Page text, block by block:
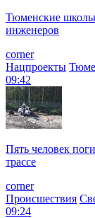
Тюменские
инженеров
corner
Нацпроекты
09:42
Пять человек
трассе
corner
Происшествия
09:24